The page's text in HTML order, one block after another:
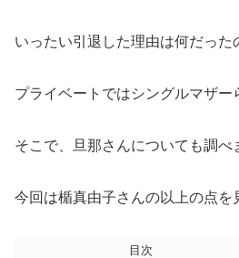
いったい引退した理由は何だった
プライベートではシングルマザー
そこで、旦那さんについても調べ
今回は楯真由子さんの以上の点を
目次